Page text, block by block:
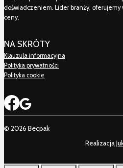
doświadczeniem. Lider branży, oferujemy
ceny.
NA SKRÓTY
Klauzula informacyjna
Polityka prywatności
Polityka cookie
© 2026 Becpak
Realizacja